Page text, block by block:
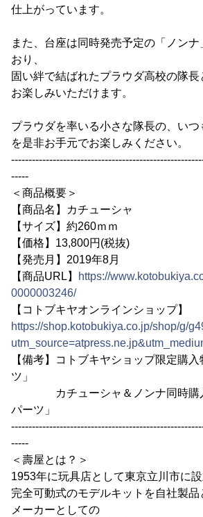
仕上がっています。
また、台座は同時発売予定の「ノン
おり、
固い絆で結ばれたプラウダ高校の隊
お楽しみいただけます。
プラウダを率いる小さな隊長の、い
を是非お手元でお楽しみください。
-----
＜商品概要＞
【商品名】カチューシャ
【サイズ】約260ｍｍ
【価格】13,800円(税抜)
【発売月】2019年8月
【商品URL】
https://
0000003246/
【コトブキヤオンラインショップ】
https://shop.kotobukiya.co.jp/shop/g/
【備考】コトブキヤショップ限定購
ツ」
カチューシャ＆ノンナ同時購入
パーツ」
-----
＜壽屋とは？＞
1953年に玩具店として東京立川市に設
完全可動式のモデルキットを自社製
メーカーとしての